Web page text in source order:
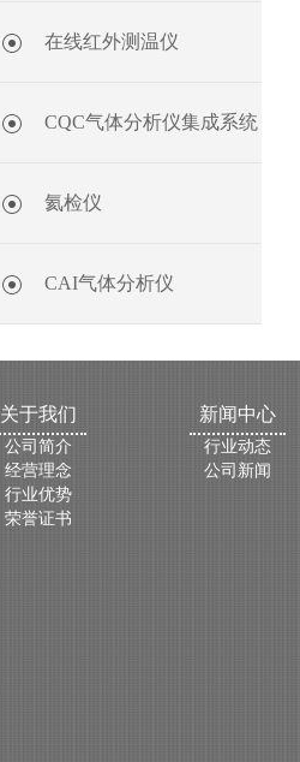
在线红外测温仪
CQC气体分析仪集成系统
氦检仪
CAI气体分析仪
关于我们
公司简介
经营理念
行业优势
荣誉证书
新闻中心
行业动态
公司新闻